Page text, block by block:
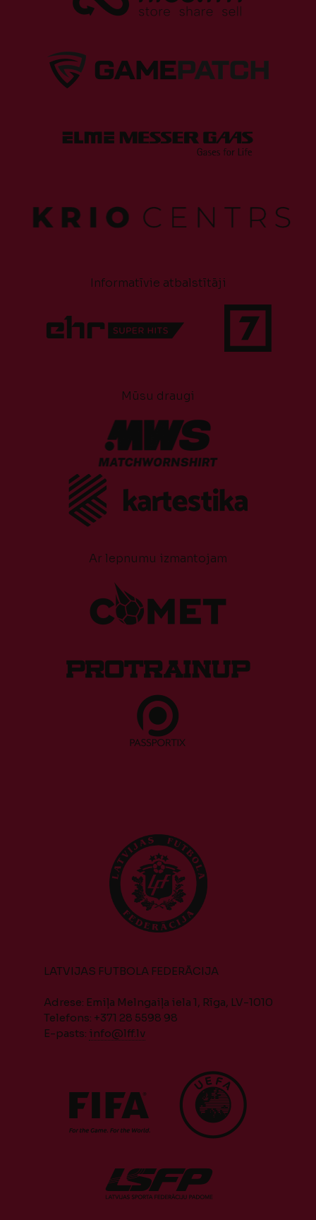
Informatīvie atbalstītāji
Mūsu draugi
Ar lepnumu izmantojam
LATVIJAS FUTBOLA FEDERĀCIJA
Adrese: Emiļa Melngaiļa iela 1, Rīga, LV-1010
Telefons: +371 28 5598 98
E-pasts: info@lff.lv